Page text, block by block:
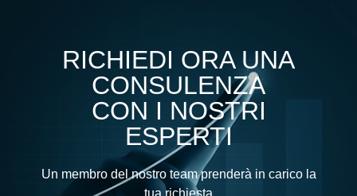
RICHIEDI ORA UNA
CONSULENZA
CON I NOSTRI
ESPERTI
Un membro del nostro team prenderà in carico la